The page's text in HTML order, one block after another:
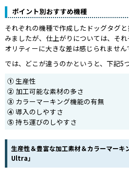
ポイント別おすすめ機種
それぞれの機種で作成したドッグタグ
みましたが、仕上がりについては、そ
オリティーに大きな差は感じられません
では、どこが違うのかというと、下記5
① 生産性
② 加工可能な素材の多さ
③ カラーマーキング機能の有無
④ 導入のしやすさ
⑤ 持ち運びのしやすさ
生産性＆豊富な加工素材＆カラーマー
Ultra」